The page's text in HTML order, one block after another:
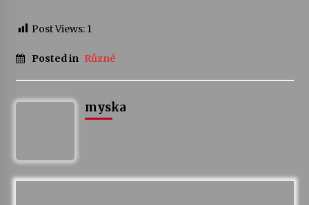
13. 7. 2026
3. 7. 2026
Post Views: 1
Posted in Různé
myska